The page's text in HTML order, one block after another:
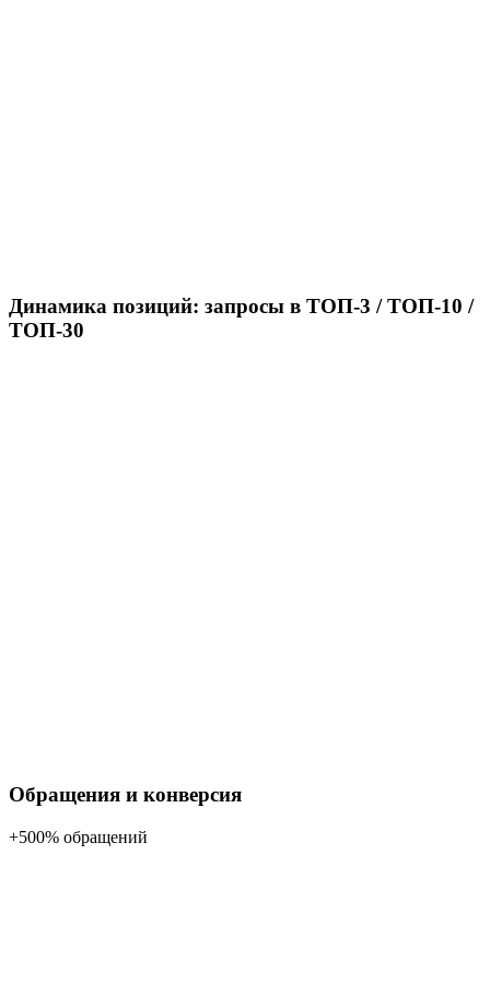
Динамика позиций: запросы в ТОП-3 / ТОП-10 /
ТОП-30
Обращения и конверсия
+500% обращений